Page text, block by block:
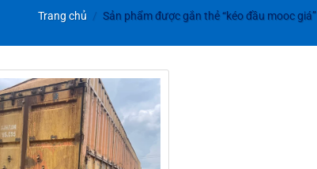
Trang chủ / Sản phẩm được gắn thẻ “kéo đầu mooc giá”